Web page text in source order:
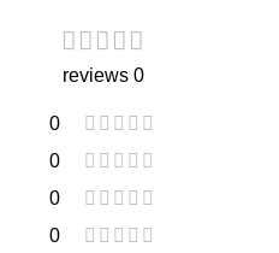
0 reviews
0
0
0
0